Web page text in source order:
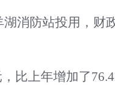
消防站投用， 财
比上年增加了